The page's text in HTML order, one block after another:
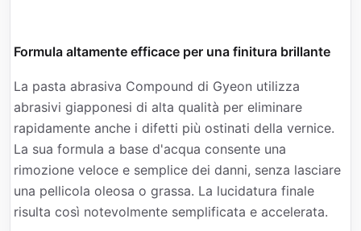
Formula altamente efficace per una finitura brillante
La pasta abrasiva Compound di Gyeon utilizza
abrasivi giapponesi di alta qualità per eliminare
rapidamente anche i difetti più ostinati della vernice.
La sua formula a base d'acqua consente una
rimozione veloce e semplice dei danni, senza lasciare
una pellicola oleosa o grassa. La lucidatura finale
risulta così notevolmente semplificata e accelerata.